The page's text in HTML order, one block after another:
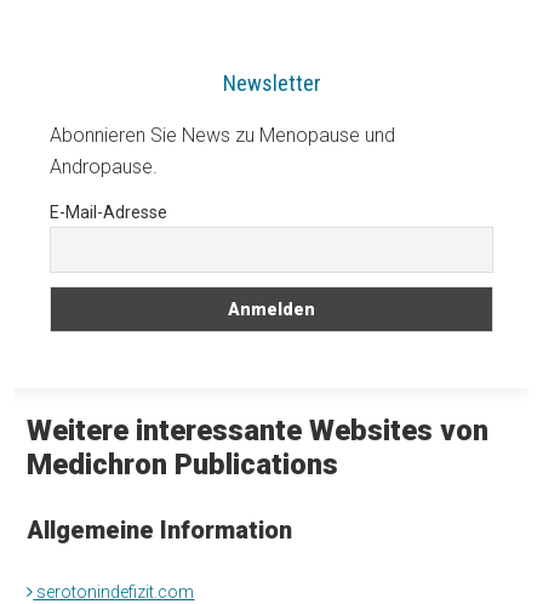
Newsletter
Abonnieren Sie News zu Menopause und
Andropause.
E-Mail-Adresse
Weitere interessante Websites von
Medichron Publications
Allgemeine Information
serotonindefizit.com